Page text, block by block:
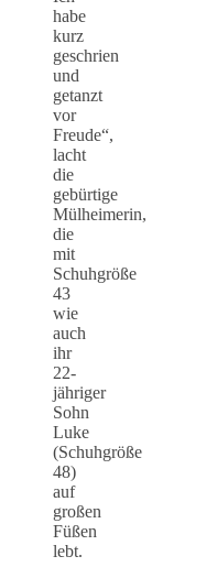
habe
kurz
geschrien
und
getanzt
vor
Freude“,
lacht
die
gebürtige
Mülheimerin,
die
mit
Schuhgröße
43
wie
auch
ihr
22-
jähriger
Sohn
Luke
(Schuhgröße
48)
auf
großen
Füßen
lebt.